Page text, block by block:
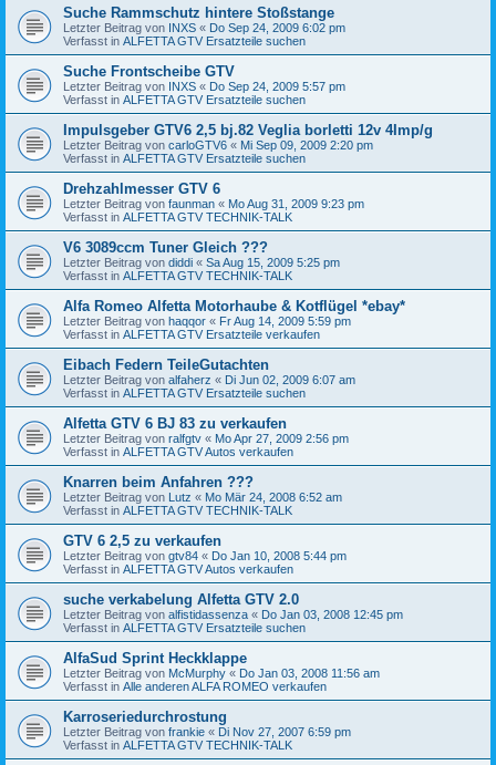
Suche Rammschutz hintere Stoßstange
Letzter Beitrag von INXS « Do Sep 24, 2009 6:02 pm
Verfasst in ALFETTA GTV Ersatzteile suchen
Suche Frontscheibe GTV
Letzter Beitrag von INXS « Do Sep 24, 2009 5:57 pm
Verfasst in ALFETTA GTV Ersatzteile suchen
Impulsgeber GTV6 2,5 bj.82 Veglia borletti 12v 4Imp/g
Letzter Beitrag von carloGTV6 « Mi Sep 09, 2009 2:20 pm
Verfasst in ALFETTA GTV Ersatzteile suchen
Drehzahlmesser GTV 6
Letzter Beitrag von faunman « Mo Aug 31, 2009 9:23 pm
Verfasst in ALFETTA GTV TECHNIK-TALK
V6 3089ccm Tuner Gleich ???
Letzter Beitrag von diddi « Sa Aug 15, 2009 5:25 pm
Verfasst in ALFETTA GTV TECHNIK-TALK
Alfa Romeo Alfetta Motorhaube & Kotflügel *ebay*
Letzter Beitrag von haqqor « Fr Aug 14, 2009 5:59 pm
Verfasst in ALFETTA GTV Ersatzteile verkaufen
Eibach Federn TeileGutachten
Letzter Beitrag von alfaherz « Di Jun 02, 2009 6:07 am
Verfasst in ALFETTA GTV Ersatzteile suchen
Alfetta GTV 6 BJ 83 zu verkaufen
Letzter Beitrag von ralfgtv « Mo Apr 27, 2009 2:56 pm
Verfasst in ALFETTA GTV Autos verkaufen
Knarren beim Anfahren ???
Letzter Beitrag von Lutz « Mo Mär 24, 2008 6:52 am
Verfasst in ALFETTA GTV TECHNIK-TALK
GTV 6 2,5 zu verkaufen
Letzter Beitrag von gtv84 « Do Jan 10, 2008 5:44 pm
Verfasst in ALFETTA GTV Autos verkaufen
suche verkabelung Alfetta GTV 2.0
Letzter Beitrag von alfistidassenza « Do Jan 03, 2008 12:45 pm
Verfasst in ALFETTA GTV Ersatzteile suchen
AlfaSud Sprint Heckklappe
Letzter Beitrag von McMurphy « Do Jan 03, 2008 11:56 am
Verfasst in Alle anderen ALFA ROMEO verkaufen
Karroseriedurchrostung
Letzter Beitrag von frankie « Di Nov 27, 2007 6:59 pm
Verfasst in ALFETTA GTV TECHNIK-TALK